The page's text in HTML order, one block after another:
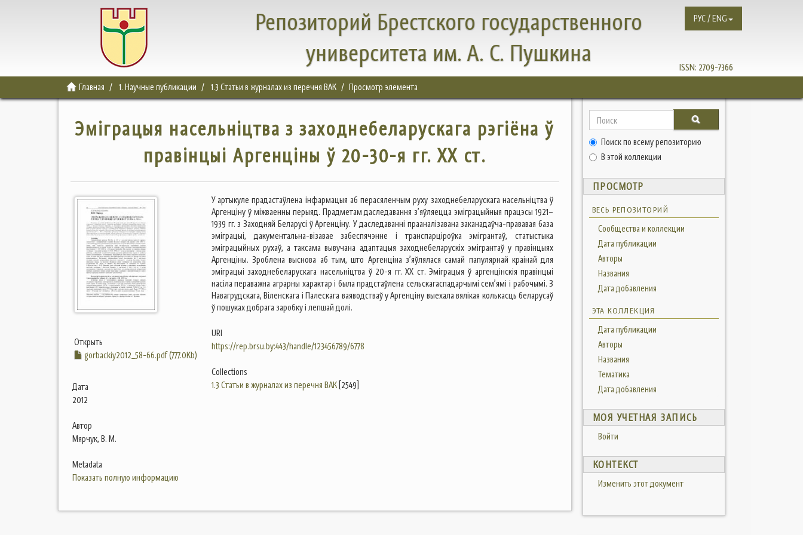
Репозиторий Брестского государственного
университета им. А. С. Пушкина
ISSN: 2709-7366
РУС / ENG
Главная 1. Научные публикации 1.3 Статьи в журналах из перечня ВАК Просмотр элемента
Эміграцыя насельніцтва з заходнебеларускага рэгіёна ў
правінцыі Аргенціны ў 20-30-я гг. XX ст.
Открыть
gorbackiy2012_58-66.pdf (777.0Kb)
Дата
2012
Автор
Мярчук, В. М.
Metadata
Показать полную информацию
У артыкуле прадастаўлена інфармацыя аб перасяленчым руху заходнебеларускага насельніцтва ў
Аргенціну ў міжваенны перыяд. Прадметам даследавання з’яўляецца эміграцыйныя працэсы 1921–
1939 гг. з Заходняй Беларусі ў Аргенціну. У даследаванні прааналізавана заканадаўча-прававая база
эміграцыі, дакументальна-візавае забеспячэнне і транспарціроўка эмігрантаў, статыстыка
эміграцыйных рухаў, а таксама вывучана адаптацыя заходнебеларускіх эмігрантаў у правінцыях
Аргенціны. Зроблена выснова аб тым, што Аргенціна з’яўлялася самай папулярнай краінай для
эміграцыі заходнебеларускага насельніцтва ў 20-я гг. ХХ ст. Эміграцыя ў аргенцінскія правінцыі
насіла пераважна аграрны характар і была прадстаўлена сельскагаспадарчымі сем’ямі і рабочымі. З
Навагрудскага, Віленскага і Палескага ваяводстваў у Аргенціну выехала вялікая колькасць беларусаў
ў пошуках добрага заробку і лепшай долі.
URI
https://rep.brsu.by:443/handle/123456789/6778
Collections
1.3 Статьи в журналах из перечня ВАК[2549]
Поиск по всему репозиторию
В этой коллекции
ПРОСМОТР
ВЕСЬ РЕПОЗИТОРИЙ
Сообщества и коллекции
Дата публикации
Авторы
Названия
Дата добавления
ЭТА КОЛЛЕКЦИЯ
Дата публикации
Авторы
Названия
Тематика
Дата добавления
МОЯ УЧЕТНАЯ ЗАПИСЬ
Войти
КОНТЕКСТ
Изменить этот документ